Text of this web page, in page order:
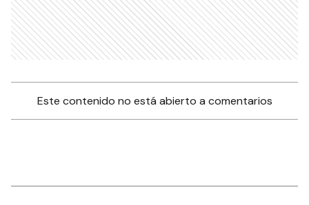
Este contenido no está abierto a comentarios